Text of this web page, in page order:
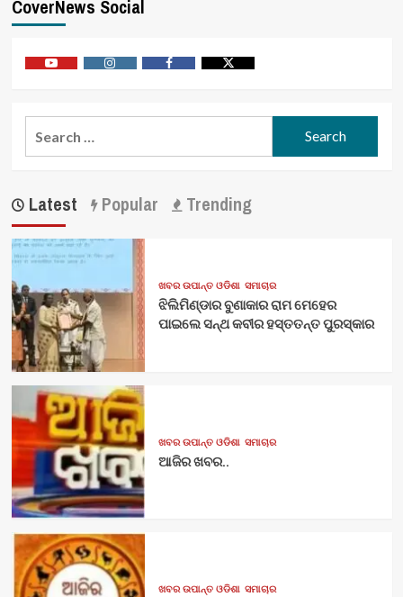
CoverNews Social
Latest Popular Trending
ଖବର ଉପାନ୍ତ ଓଡିଶା ସମାଚାର
ଝିଲିମିଣ୍ଡାର ବୁଣାକାର ରାମ ମେହେର
ପାଇଲେ ସନ୍ଥ କବୀର ହସ୍ତତନ୍ତ ପୁରସ୍କାର
ଖବର ଉପାନ୍ତ ଓଡିଶା ସମାଚାର
ଆଜିର ଖବର..
ଖବର ଉପାନ୍ତ ଓଡିଶା ସମାଚାର